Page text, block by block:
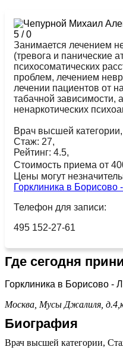
5 /0
Занимается лечением
(тревога и панические
психосоматических
проблем, лечением
лечении пациентов от
табачной зависимости,
ненаркотических
Врач высшей категории,
Стаж: 27,
Рейтинг: 4.5,
Стоимость приема от
Цены могут
Горклиника в
Телефон для записи:
495 152-27-61
Где сегодня
Горклиника в Борисово -
Москва, Мусы Джалиля,
Биография
Врач высшей категории,